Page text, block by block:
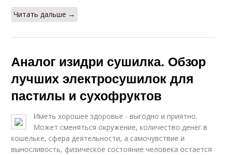
Читать дальше →
Аналог изидри сушилка. Обзор
лучших электросушилок для
пастилы и сухофруктов
Иметь хорошее здоровье - выгодно и приятно.
Может сменяться окружение, количество денег в
кошельке, сфера деятельности, а самочувствие и
выносливость, физическое состояние человека остается